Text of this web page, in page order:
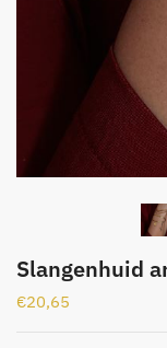
Slangenhuid
€20,65